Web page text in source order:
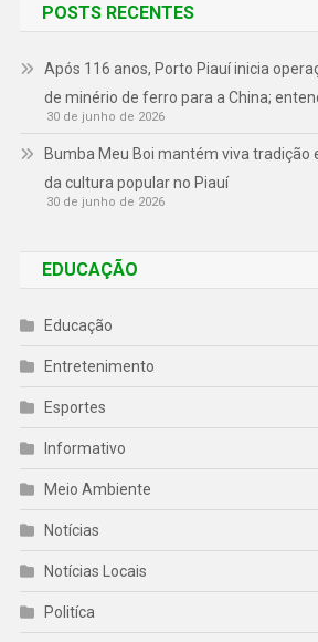
POSTS RECENTES
Após 116 anos, Porto Piauí inicia
de minério de ferro para a China;
30 de junho de 2026
Bumba Meu Boi mantém viva
da cultura popular no Piauí
30 de junho de 2026
EDUCAÇÃO
Educação
Entretenimento
Esportes
Informativo
Meio Ambiente
Notícias
Notícias Locais
Politíca